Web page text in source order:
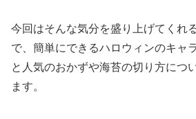
今回はそんな気分を盛り上げてくれ
で、簡単にできるハロウィンのキャ
と人気のおかずや海苔の切り方につ
ます。